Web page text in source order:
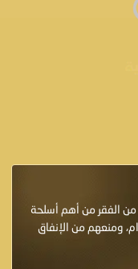
الخوف من الفقر من أهم أسلحة
ومنعهم من الإنفاق